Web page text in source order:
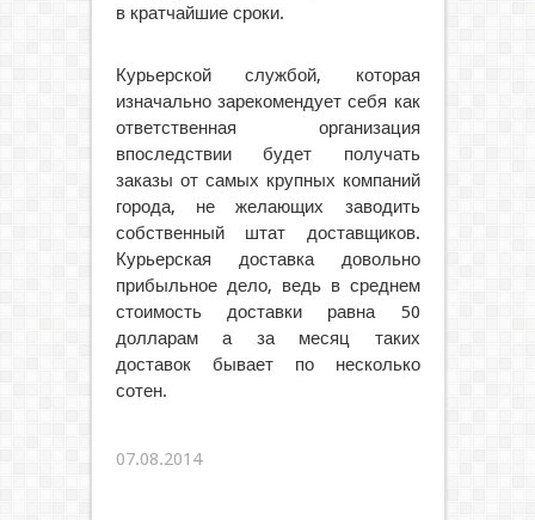
в кратчайшие сроки.
Курьерской службой, которая
изначально зарекомендует себя как
ответственная организация
впоследствии будет получать
заказы от самых крупных компаний
города, не желающих заводить
собственный штат доставщиков.
Курьерская доставка довольно
прибыльное дело, ведь в среднем
стоимость доставки равна 50
долларам а за месяц таких
доставок бывает по несколько
сотен.
07.08.2014